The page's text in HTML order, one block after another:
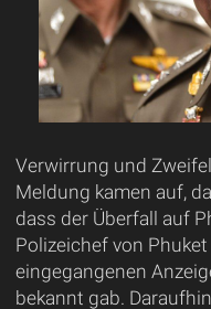
Verwirrung und
Meldung kamen auf,
dass der Überfall auf
Polizeichef von
eingegangenen
bekannt gab.